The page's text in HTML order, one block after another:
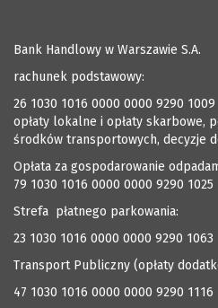
Bank Handlowy w Warszawie S.A.
rachunek podstawowy:
26 1030 1016 0000 0000 9290
opłaty lokalne i opłaty skarbowe,
środków transportowych, decyzje
Opłata za gospodarowanie
79 1030 1016 0000 0000 9290 1025
Strefa płatnego parkowania:
23 1030 1016 0000 0000 9290 1063
Transport Publiczny (opłaty
47 1030 1016 0000 0000 9290 1116